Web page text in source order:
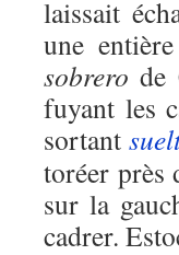
laissait
une
sobrero de
fuyant les
sortant
toréer près
sur la
cadrer.